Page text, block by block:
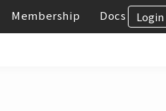
Membership Docs Login